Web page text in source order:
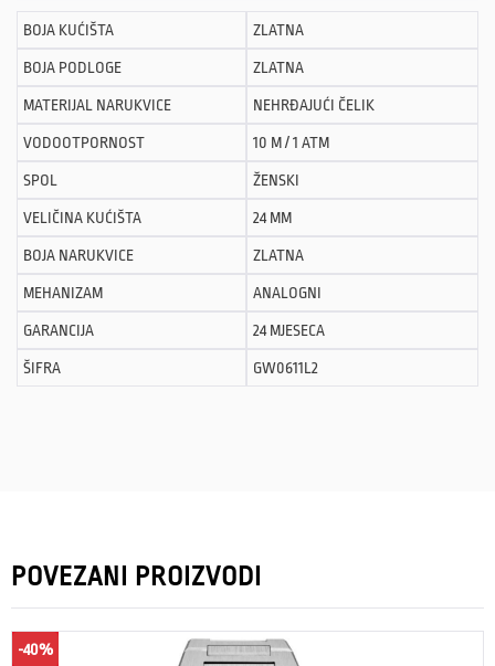
BOJA KUĆIŠTA ZLATNA
BOJA PODLOGE ZLATNA
MATERIJAL NARUKVICE NEHRĐAJUĆI ČELIK
VODOOTPORNOST 10 M / 1 ATM
SPOL ŽENSKI
VELIČINA KUĆIŠTA 24 MM
BOJA NARUKVICE ZLATNA
MEHANIZAM ANALOGNI
GARANCIJA 24 MJESECA
ŠIFRA GW0611L2
POVEZANI PROIZVODI
-40%